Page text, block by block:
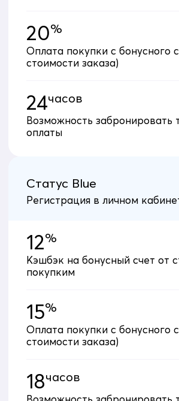
20%
Оплата покупки с бонусного
стоимости заказа)
24часов
Возможность забронировать
оплаты
Статус Blue
Регистрация в личном
12%
Кэшбэк на бонусный счет от
покупким
15%
Оплата покупки с бонусного
стоимости заказа)
18часов